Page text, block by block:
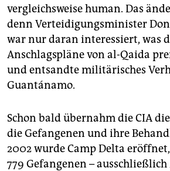
vergleichsweise human. Das
denn Verteidigungsminister
war nur daran interessiert, was
Anschlagspläne von al-Qaida
und entsandte militärisches
Guantánamo.
Schon bald übernahm die CIA
die Gefangenen und ihre
2002 wurde Camp Delta
779 Gefangenen –